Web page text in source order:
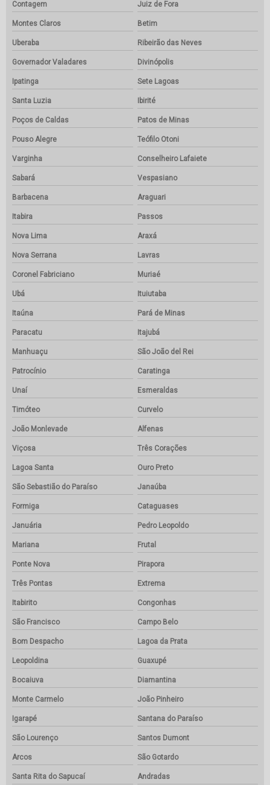
Contagem Juiz de Fora
Montes Claros Betim
Uberaba Ribeirão das Neves
Governador Valadares Divinópolis
Ipatinga Sete Lagoas
Santa Luzia Ibirité
Poços de Caldas Patos de Minas
Pouso Alegre Teófilo Otoni
Varginha Conselheiro Lafaiete
Sabará Vespasiano
Barbacena Araguari
Itabira Passos
Nova Lima Araxá
Nova Serrana Lavras
Coronel Fabriciano Muriaé
Ubá Ituiutaba
Itaúna Pará de Minas
Paracatu Itajubá
Manhuaçu São João del Rei
Patrocínio Caratinga
Unaí Esmeraldas
Timóteo Curvelo
João Monlevade Alfenas
Viçosa Três Corações
Lagoa Santa Ouro Preto
São Sebastião do Paraíso Janaúba
Formiga Cataguases
Januária Pedro Leopoldo
Mariana Frutal
Ponte Nova Pirapora
Três Pontas Extrema
Itabirito Congonhas
São Francisco Campo Belo
Bom Despacho Lagoa da Prata
Leopoldina Guaxupé
Bocaiuva Diamantina
Monte Carmelo João Pinheiro
Igarapé Santana do Paraíso
São Lourenço Santos Dumont
Arcos São Gotardo
Santa Rita do Sapucaí Andradas